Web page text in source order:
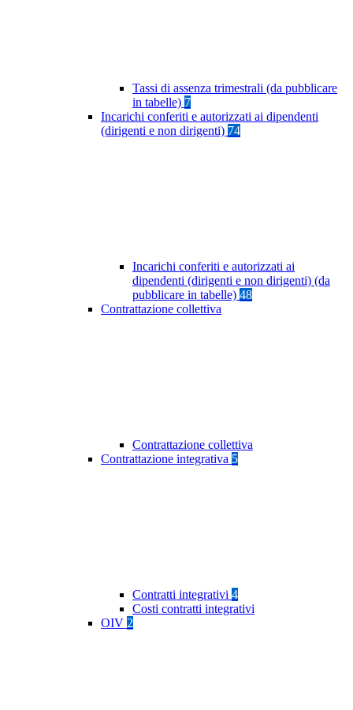
Tassi di assenza trimestrali (da pubblicare
in tabelle) 7
Incarichi conferiti e autorizzati ai dipendenti
(dirigenti e non dirigenti) 74
Incarichi conferiti e autorizzati ai
dipendenti (dirigenti e non dirigenti) (da
pubblicare in tabelle) 48
Contrattazione collettiva
Contrattazione collettiva
Contrattazione integrativa 5
Contratti integrativi 4
Costi contratti integrativi
OIV 2